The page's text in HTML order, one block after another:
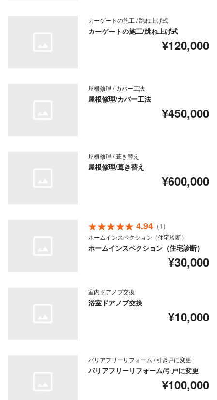
カーゲートの施工 / 跳ね上げ式
カーゲートの施工/跳ね上げ式
¥120,000
屋根修理 / カバー工法
屋根修理/カバー工法
¥450,000
屋根修理 / 葺き替え
屋根修理/葺き替え
¥600,000
4.94 (1)
ホームインスペクション（住宅診断）
ホームインスペクション（住宅診断）
¥30,000
室内ドアノブ交換
浴室ドアノブ交換
¥10,000
バリアフリーリフォーム / 引き戸に変更
バリアフリーリフォーム/引戸に変更
¥100,000